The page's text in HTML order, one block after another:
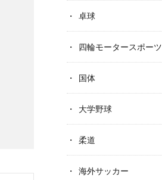
卓球
四輪モータースポーツ
国体
大学野球
柔道
海外サッカー